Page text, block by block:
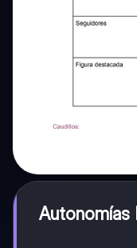
Autonomías